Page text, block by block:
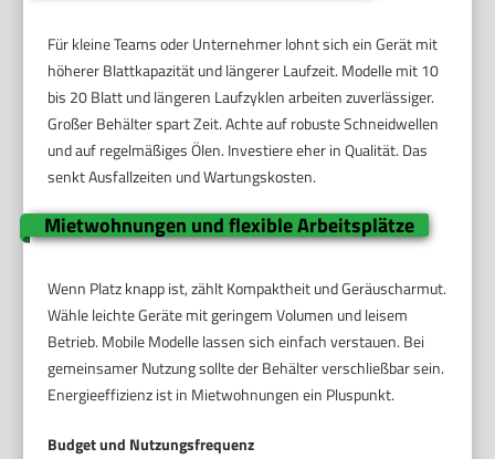
Für kleine Teams oder Unternehmer lohnt sich ein Gerät mit
höherer Blattkapazität und längerer Laufzeit. Modelle mit 10
bis 20 Blatt und längeren Laufzyklen arbeiten zuverlässiger.
Großer Behälter spart Zeit. Achte auf robuste Schneidwellen
und auf regelmäßiges Ölen. Investiere eher in Qualität. Das
senkt Ausfallzeiten und Wartungskosten.
Mietwohnungen und flexible Arbeitsplätze
Wenn Platz knapp ist, zählt Kompaktheit und Geräuscharmut.
Wähle leichte Geräte mit geringem Volumen und leisem
Betrieb. Mobile Modelle lassen sich einfach verstauen. Bei
gemeinsamer Nutzung sollte der Behälter verschließbar sein.
Energieeffizienz ist in Mietwohnungen ein Pluspunkt.
Budget und Nutzungsfrequenz